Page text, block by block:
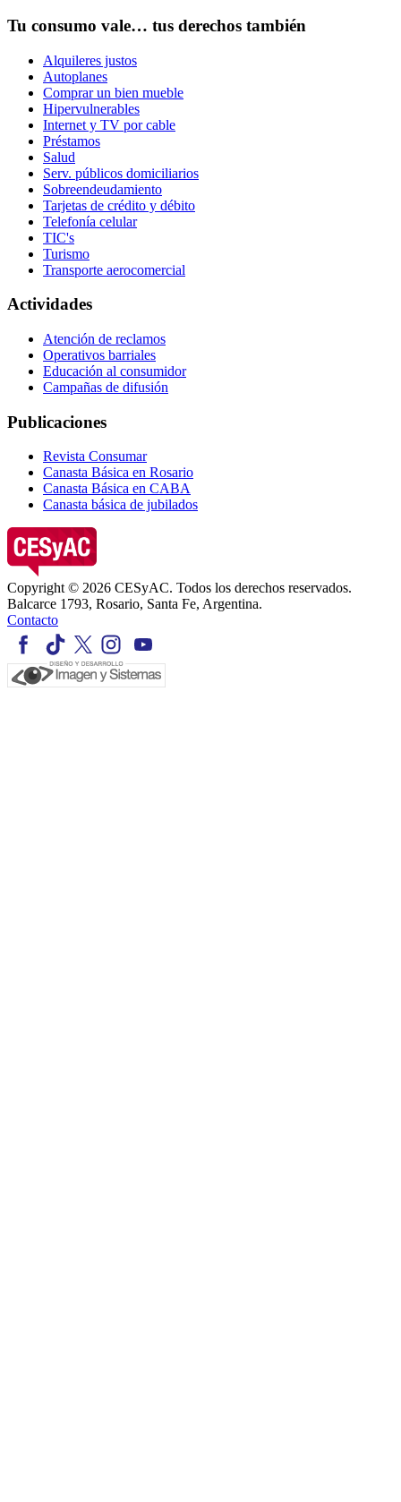
Tu consumo vale… tus derechos también
Alquileres justos
Autoplanes
Comprar un bien mueble
Hipervulnerables
Internet y TV por cable
Préstamos
Salud
Serv. públicos domiciliarios
Sobreendeudamiento
Tarjetas de crédito y débito
Telefonía celular
TIC's
Turismo
Transporte aerocomercial
Actividades
Atención de reclamos
Operativos barriales
Educación al consumidor
Campañas de difusión
Publicaciones
Revista Consumar
Canasta Básica en Rosario
Canasta Básica en CABA
Canasta básica de jubilados
Copyright © 2026 CESyAC. Todos los derechos reservados.
Balcarce 1793, Rosario, Santa Fe, Argentina.
Contacto